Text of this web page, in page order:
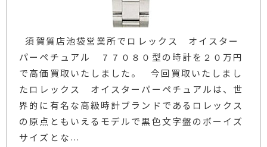
須賀質店池袋営業所でロレックス オイスター
パーペチュアル ７７０８０型の時計を２０万円
で高価買取いたしました。 今回買取いたしまし
たロレックス オイスターパーペチュアルは、世
界的に有名な高級時計ブランドであるロレックス
の原点ともいえるモデルで黒色文字盤のボーイズ
サイズとな …